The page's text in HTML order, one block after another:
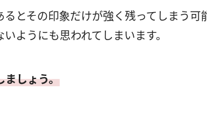
とその印象だけが強く残ってしまう可
ようにも思われてしまいます。
ましょう。